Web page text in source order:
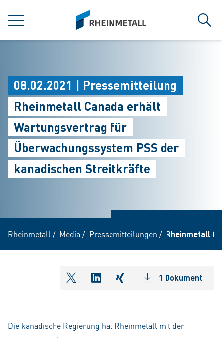
MENÜ
siteLogo
08.02.2021 | Pressemitteilung
Rheinmetall Canada erhält
Wartungsvertrag für
Überwachungssystem PSS der
kanadischen Streitkräfte
Rheinmetall / Media / Pressemitteilungen / Rheinmetall
shareOntwitter
shareOnlinkedIn
shareOnxing1 Dokument
Die kanadische Regierung hat Rheinmetall mit der